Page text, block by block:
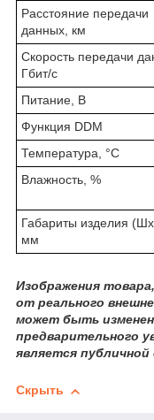
Расстояние передачи
данных, км
Скорость передачи
Гбит/с
Питание, В
Функция DDM
Температура, °C
Влажность, %
Габариты изделия
мм
Изображения
от реального
может быть
предварительного
является
Скрыть